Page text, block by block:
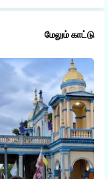
மேலும் காட்டு